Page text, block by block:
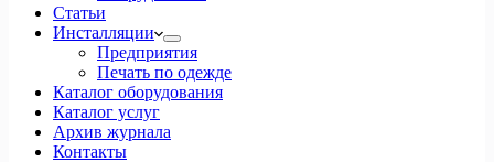
Статьи
Инсталляции
Предприятия
Печать по одежде
Каталог оборудования
Каталог услуг
Архив журнала
Контакты